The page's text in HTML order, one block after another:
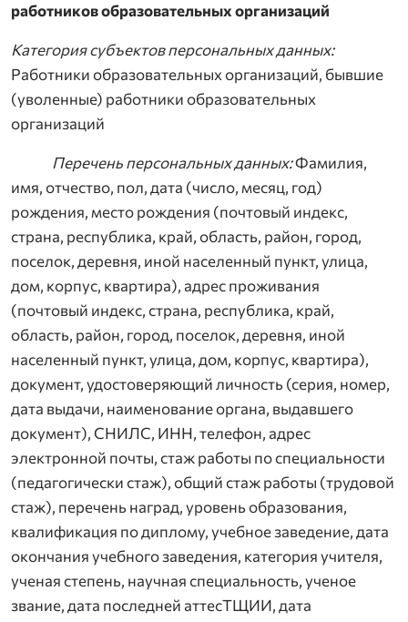
работников образовательных организаций
Категория субъектов персональных данных:
Работники образовательных организаций, бывшие
(уволенные) работники образовательных
организаций
Перечень персональных данных:Фамилия,
имя, отчество, пол, дата (число, месяц, год)
рождения, место рождения (почтовый индекс,
страна, республика, край, область, район, город,
поселок, деревня, иной населенный пункт, улица,
дом, корпус, квартира), адрес проживания
(почтовый индекс, страна, республика, край,
область, район, город, поселок, деревня, иной
населенный пункт, улица, дом, корпус, квартира),
документ, удостоверяющий личность (серия, номер,
дата выдачи, наименование органа, выдавшего
документ), СНИЛС, ИНН, телефон, адрес
электронной почты, стаж работы по специальности
(педагогически стаж), общий стаж работы (трудовой
стаж), перечень наград, уровень образования,
квалификация по диплому, учебное заведение, дата
окончания учебного заведения, категория учителя,
ученая степень, научная специальность, ученое
звание, дата последней аттесТЩИИ, дата